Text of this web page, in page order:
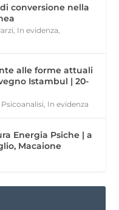
conversione nella
, In evidenza,
alle forme attuali
Istambul | 20-
, In evidenza
Energia Psiche | a
Macaione